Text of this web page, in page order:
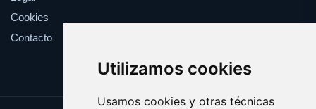
Utilizamos cookies
Usamos cookies y otras técnicas
Cookies
Contacto